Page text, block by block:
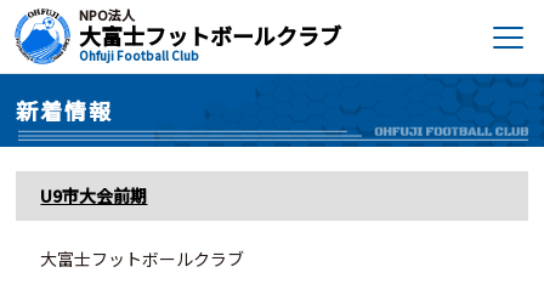
NPO法人
大富士フットボールクラブ
Ohfuji Football Club
新着情報
U9市大会前期
大富士フットボールクラブ